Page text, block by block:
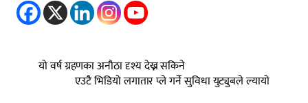
यो वर्ष ग्रहणका अनौठा दृश्य देख्न सकिने
एउटै भिडियो लगातार प्ले गर्ने सुविधा युट्युबले ल्यायो